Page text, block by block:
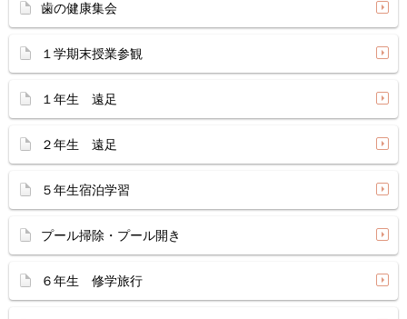
歯の健康集会
１学期末授業参観
１年生 遠足
２年生 遠足
５年生宿泊学習
プール掃除・プール開き
６年生 修学旅行